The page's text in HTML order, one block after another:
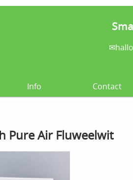
✉
Info Contact
Pure Air Fluweelwit